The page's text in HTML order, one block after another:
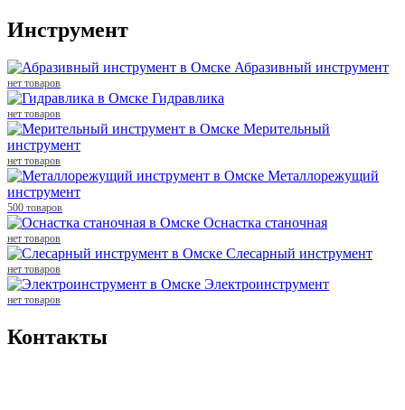
Инструмент
Абразивный инструмент
нет товаров
Гидравлика
нет товаров
Мерительный
инструмент
нет товаров
Металлорежущий
инструмент
500 товаров
Оснастка станочная
нет товаров
Слесарный инструмент
нет товаров
Электроинструмент
нет товаров
Контакты